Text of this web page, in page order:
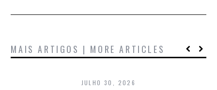
MAIS ARTIGOS | MORE ARTICLES
JULHO 30, 2026